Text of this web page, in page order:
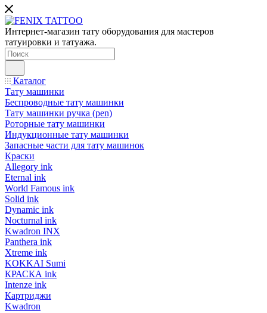
Интернет-магазин тату оборудования для мастеров
татуировки и татуажа.
Каталог
Тату машинки
Беспроводные тату машинки
Тату машинки ручка (pen)
Роторные тату машинки
Индукционные тату машинки
Запасные части для тату машинок
Краски
Allegory ink
Eternal ink
World Famous ink
Solid ink
Dynamic ink
Nocturnal ink
Kwadron INX
Panthera ink
Xtreme ink
KOKKAI Sumi
КРАСКА ink
Intenze ink
Картриджи
Kwadron